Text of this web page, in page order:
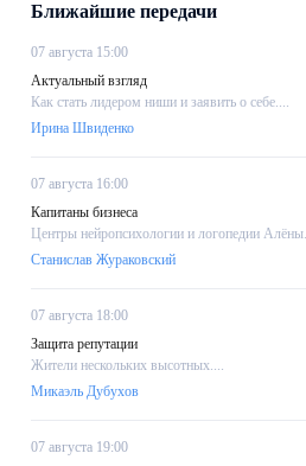
Ближайшие передачи
07 августа 15:00
Актуальный взгляд
Как стать лидером ниши и заявить о себе....
Ирина Швиденко
07 августа 16:00
Капитаны бизнеса
Центры нейропсихологии и логопедии
Станислав Жураковский
07 августа 18:00
Защита репутации
Жители нескольких высотных....
Микаэль Дубухов
07 августа 19:00